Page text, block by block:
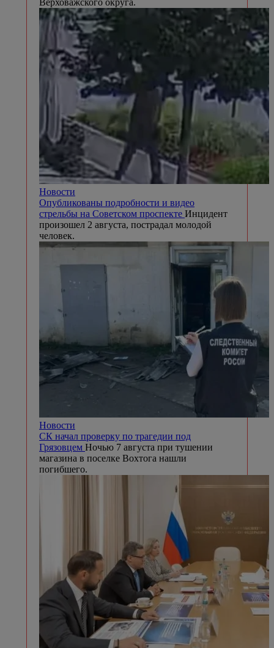
Новости
Опубликованы подробности и видео
стрельбы на Советском проспекте Инцидент
произошел 2 августа, пострадал молодой
человек.
Новости
СК начал проверку по трагедии под
Грязовцем Ночью 7 августа при тушении
магазина в поселке Вохтога нашли
погибшего.